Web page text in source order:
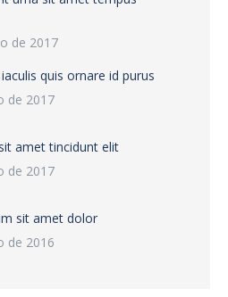
de 2017
quis ornare id purus
de 2017
amet tincidunt elit
de 2017
sit amet dolor
de 2016